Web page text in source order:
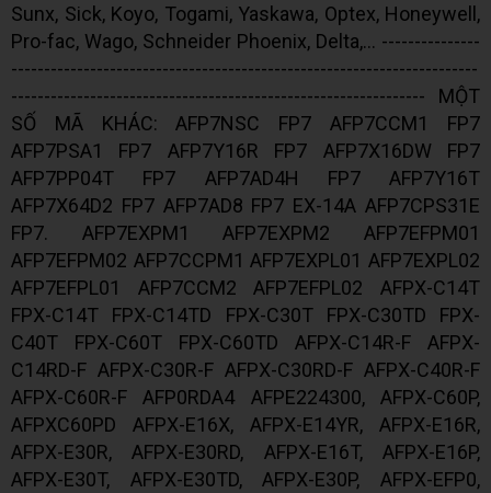
Sunx, Sick, Koyo, Togami, Yaskawa, Optex, Honeywell,
Pro-fac, Wago, Schneider Phoenix, Delta,... ---------------
-----------------------------------------------------------------------
--------------------------------------------------------------- MỘT
SỐ MÃ KHÁC: AFP7NSC FP7 AFP7CCM1 FP7
AFP7PSA1 FP7 AFP7Y16R FP7 AFP7X16DW FP7
AFP7PP04T FP7 AFP7AD4H FP7 AFP7Y16T
AFP7X64D2 FP7 AFP7AD8 FP7 EX-14A AFP7CPS31E
FP7. AFP7EXPM1 AFP7EXPM2 AFP7EFPM01
AFP7EFPM02 AFP7CCPM1 AFP7EXPL01 AFP7EXPL02
AFP7EFPL01 AFP7CCM2 AFP7EFPL02 AFPX-C14T
FPX-C14T FPX-C14TD FPX-C30T FPX-C30TD FPX-
C40T FPX-C60T FPX-C60TD AFPX-C14R-F AFPX-
C14RD-F AFPX-C30R-F AFPX-C30RD-F AFPX-C40R-F
AFPX-C60R-F AFP0RDA4 AFPE224300, AFPX-C60P,
AFPXC60PD AFPX-E16X, AFPX-E14YR, AFPX-E16R,
AFPX-E30R, AFPX-E30RD, AFPX-E16T, AFPX-E16P,
AFPX-E30T, AFPX-E30TD, AFPX-E30P, AFPX-EFP0,